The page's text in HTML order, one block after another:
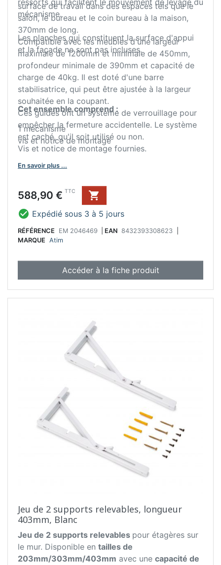
ressorts qui facilitent le mouvement de levage du
mécanisme.
Les planches qui constituent la surface d'appui
et la façade ne sont pas incluses.
surface de travail dans des espaces tels que le
salon, le bureau et le coin bureau à la maison,
370mm de long.
Compatible avec les meubles d'une largeur
maximale de 1200mm et minimale de 450mm,
profondeur minimale de 390mm et capacité de
charge de 40kg. Il est doté d'une barre
stabilisatrice, qui peut être ajustée à la largeur
souhaitée en la coupant.
Ces guides ont un système de verrouillage pour
empêcher la fermeture accidentelle. Le système
est caché, qu'il soit utilisé ou non.
Vis et notice de montage fournies.
Les profils formant les guides sont en aluminium
extrudé et anodisé finition inox.
Cet ensemble comprend :
1 mécanisme
vis et notice de montage
En savoir plus ...
Prix
588,90 € TTC

 Expédié sous 3 à 5 jours
RÉFÉRENCE EM 2046469 EAN 8432393308623
MARQUE Atim
Accéder à la fiche produit
Jeu de 2 supports relevables, longueur
403mm, Blanc
Jeu de 2 supports relevables pour étagères sur
le mur. Disponible en tailles de
203mm/303mm/403mm avec une capacité de